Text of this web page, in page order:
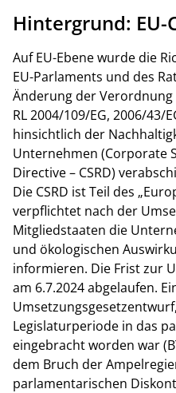
Hintergrund: EU-
Auf EU-Ebene wurde die
EU-Parlaments und des
Änderung der Verordnung
RL 2004/109/EG, 2006/43/
hinsichtlich der
Unternehmen (Corporate
Directive – CSRD)
Die CSRD ist Teil des
verpflichtet nach der
Mitgliedstaaten die
und ökologischen
informieren. Die Frist zur
am 6.7.2024 abgelaufen.
Legislaturperiode in das
eingebracht worden war
dem Bruch der
parlamentarischen